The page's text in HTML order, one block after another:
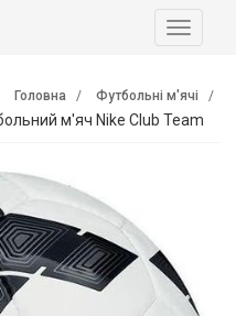
Головна Футбольні м'ячі
м'яч Nike Club Team